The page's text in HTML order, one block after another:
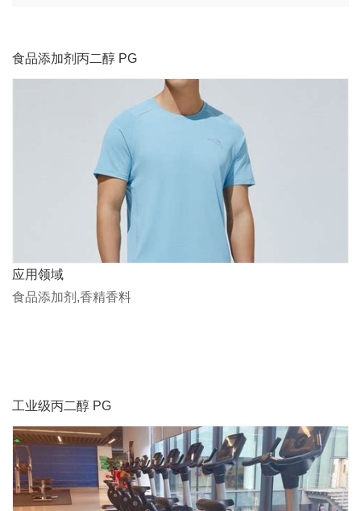
食品添加剂丙二醇 PG
应用领域
食品添加剂,香精香料
工业级丙二醇 PG